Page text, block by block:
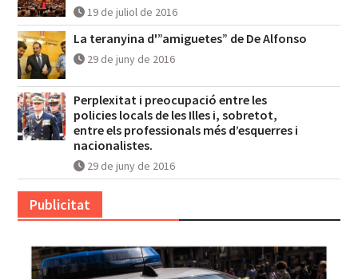
19 de juliol de 2016
La teranyina d'”amiguetes” de De Alfonso
29 de juny de 2016
Perplexitat i preocupació entre les
policies locals de les Illes i, sobretot,
entre els professionals més d’esquerres i
nacionalistes.
29 de juny de 2016
Publicitat